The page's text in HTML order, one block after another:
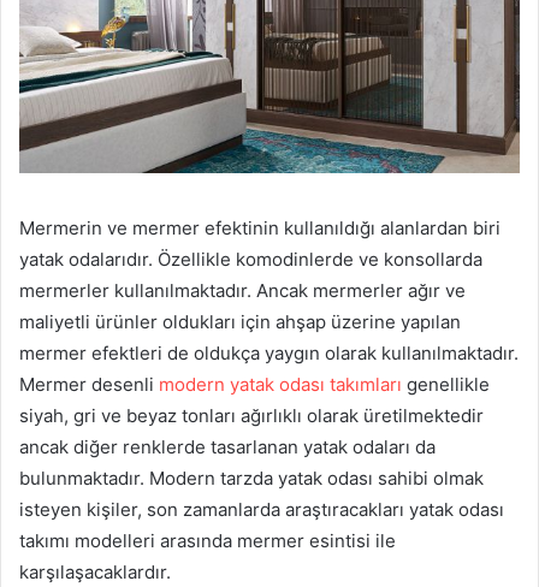
Mermerin ve mermer efektinin kullanıldığı alanlardan biri
yatak odalarıdır. Özellikle komodinlerde ve konsollarda
mermerler kullanılmaktadır. Ancak mermerler ağır ve
maliyetli ürünler oldukları için ahşap üzerine yapılan
mermer efektleri de oldukça yaygın olarak kullanılmaktadır.
Mermer desenli modern yatak odası takımları genellikle
siyah, gri ve beyaz tonları ağırlıklı olarak üretilmektedir
ancak diğer renklerde tasarlanan yatak odaları da
bulunmaktadır. Modern tarzda yatak odası sahibi olmak
isteyen kişiler, son zamanlarda araştıracakları yatak odası
takımı modelleri arasında mermer esintisi ile
karşılaşacaklardır.